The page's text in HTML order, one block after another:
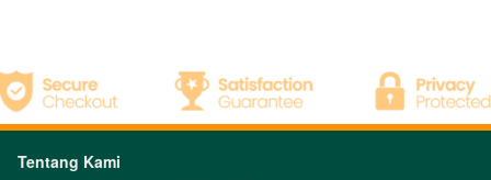
Tentang Kami